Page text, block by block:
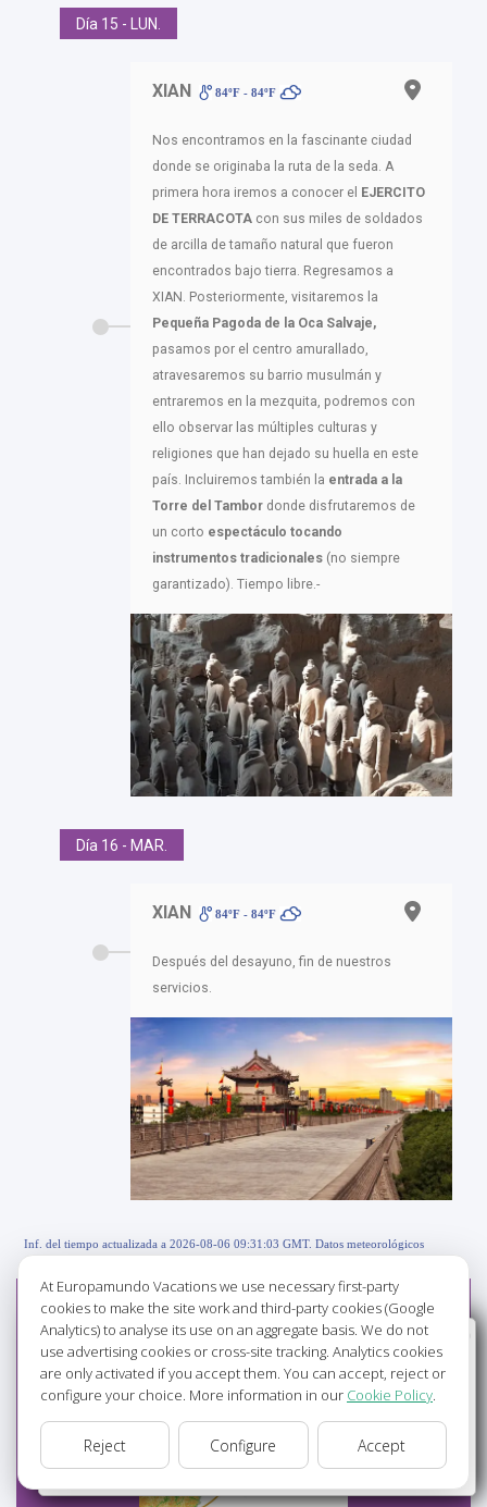
Día 15 - LUN.
XIAN 84ºF - 84ºF
Nos encontramos en la fascinante ciudad
donde se originaba la ruta de la seda. A
primera hora iremos a conocer el EJERCITO
DE TERRACOTA con sus miles de soldados
de arcilla de tamaño natural que fueron
encontrados bajo tierra. Regresamos a
XIAN. Posteriormente, visitaremos la
Pequeña Pagoda de la Oca Salvaje,
pasamos por el centro amurallado,
atravesaremos su barrio musulmán y
entraremos en la mezquita, podremos con
ello observar las múltiples culturas y
religiones que han dejado su huella en este
país. Incluiremos también la entrada a la
Torre del Tambor donde disfrutaremos de
un corto espectáculo tocando
instrumentos tradicionales (no siempre
garantizado). Tiempo libre.-
Día 16 - MAR.
XIAN 84ºF - 84ºF
Después del desayuno, fin de nuestros
servicios.
Inf. del tiempo actualizada a 2026-08-06 09:31:03 GMT. Datos meteorológicos
Wellcome to Europamundo Vacations, your in the
international site of:
Bienvenido a Europamundo Vacaciones, está usted en el
sitio internacional de:
USA(en) change/cambiar
At Europamundo Vacations we use necessary first-party
cookies to make the site work and third-party cookies (Google
Analytics) to analyse its use on an aggregate basis. We do not
use advertising cookies or cross-site tracking. Analytics cookies
are only activated if you accept them. You can accept, reject or
configure your choice. More information in our Cookie Policy.
Reject Configure Accept